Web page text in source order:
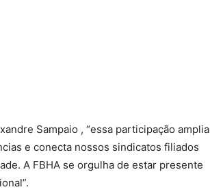
Sampaio , “essa participação amplia
e conecta nossos sindicatos filiados
A FBHA se orgulha de estar presente